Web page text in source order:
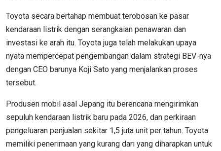
Toyota secara bertahap membuat terobosan ke pasar
kendaraan listrik dengan serangkaian penawaran dan
investasi ke arah itu. Toyota juga telah melakukan upaya
nyata mempercepat pengembangan dalam strategi BEV-nya
dengan CEO barunya Koji Sato yang menjalankan proses
tersebut.
Produsen mobil asal Jepang itu berencana mengirimkan
sepuluh kendaraan listrik baru pada 2026, dan perkiraan
pengeluaran penjualan sekitar 1,5 juta unit per tahun. Toyota
memiliki penerimaan yang kurang dari yang diharapkan untuk